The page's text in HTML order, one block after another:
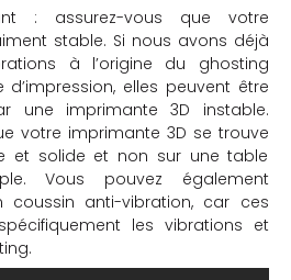
: assurez-vous que votre
stable. Si nous avons déjà
à l’origine du ghosting
elles peuvent être
une imprimante 3D instable.
votre imprimante 3D se trouve
et solide et non sur une table
Vous pouvez également
coussin anti-vibration, car ces
les vibrations et